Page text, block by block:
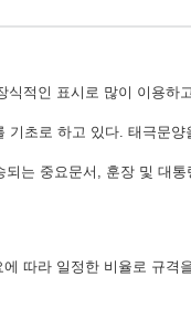
적인 표시로 많이 이용
초로 하고 있다. 태극문양
되는 중요문서, 훈장 및 대
따라 일정한 비율로 규격